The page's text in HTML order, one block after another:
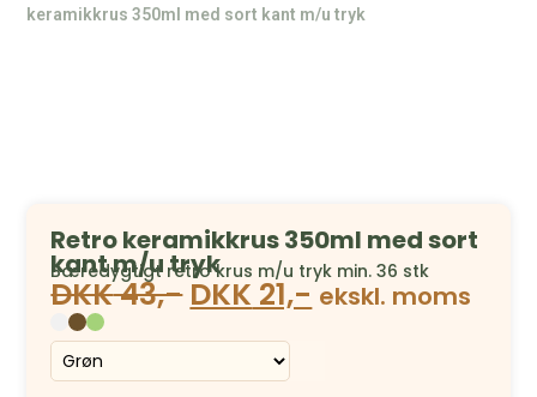
keramikkrus 350ml med sort kant m/u tryk
Retro keramikkrus 350ml med sort
kant m/u tryk
Bæredygtigt retro krus m/u tryk min. 36 stk
DKK43,- DKK 21,- ekskl. moms